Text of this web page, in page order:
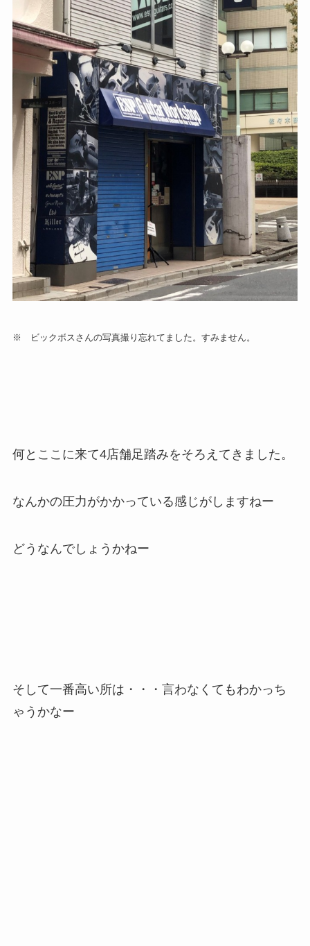
※ ビックボスさんの写真撮り忘れてました。すみません。
何とここに来て4店舗足踏みをそろえてきました。
なんかの圧力がかかっている感じがしますねー
どうなんでしょうかねー
そして一番高い所は・・・言わなくてもわかっち
ゃうかなー